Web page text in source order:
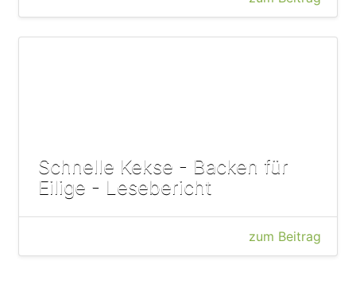
Schnelle Kekse - Backen für
Eilige - Lesebericht
zum Beitrag